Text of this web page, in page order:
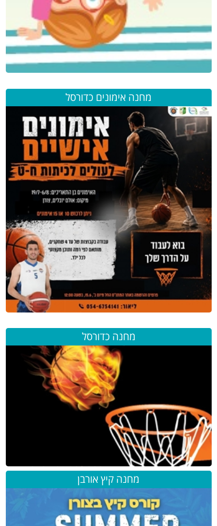
מחנה אימונים כדורסל
מחנה כדורסל
מחנה קיץ אורבן